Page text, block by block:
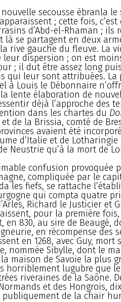
secousse ébranla le
; cette fois, c’est
d’Abd-el-Rhaman ; ils
là se partagent en deux
rive gauche du fleuve. La
dispersion ; on est
; il dut être assez long
qui leur sont attribuées. La
à Louis le Débonnaire
lente élaboration de
déjà l’approche des
dans les chartes du
de la Brissia, comté de
avaient été
d’Italie et de Lotharingie
Neustrie qu’à la mort de
confusion provoquée
compliquée par le
les fiefs, se rattache
qui compta quatre
Richard le Justicier et
pour la première
en 830, au sire de Beaugé,
en récompense des
en 1268, avec Guy, mort
nommée Sibylle, dont le
maison de Savoie la plus
horriblement lugubre que
riveraines de la Saône.
et des Hongrois,
publiquement de la chair